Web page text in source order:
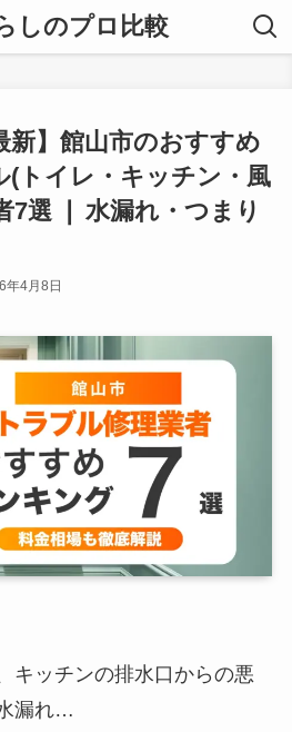
しのプロ比較
新】館山市のおすすめ
(トイレ・キッチン・風
7選 ❘ 水漏れ・つまり
年4月8日
キッチンの排水口からの悪
漏れ…